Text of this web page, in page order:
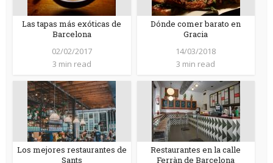
Las tapas más exóticas de
Barcelona
02/02/2017
3 min read
Dónde comer barato en
Gracia
14/03/2018
3 min read
Los mejores restaurantes de
Sants
Restaurantes en la calle
Ferràn de Barcelona